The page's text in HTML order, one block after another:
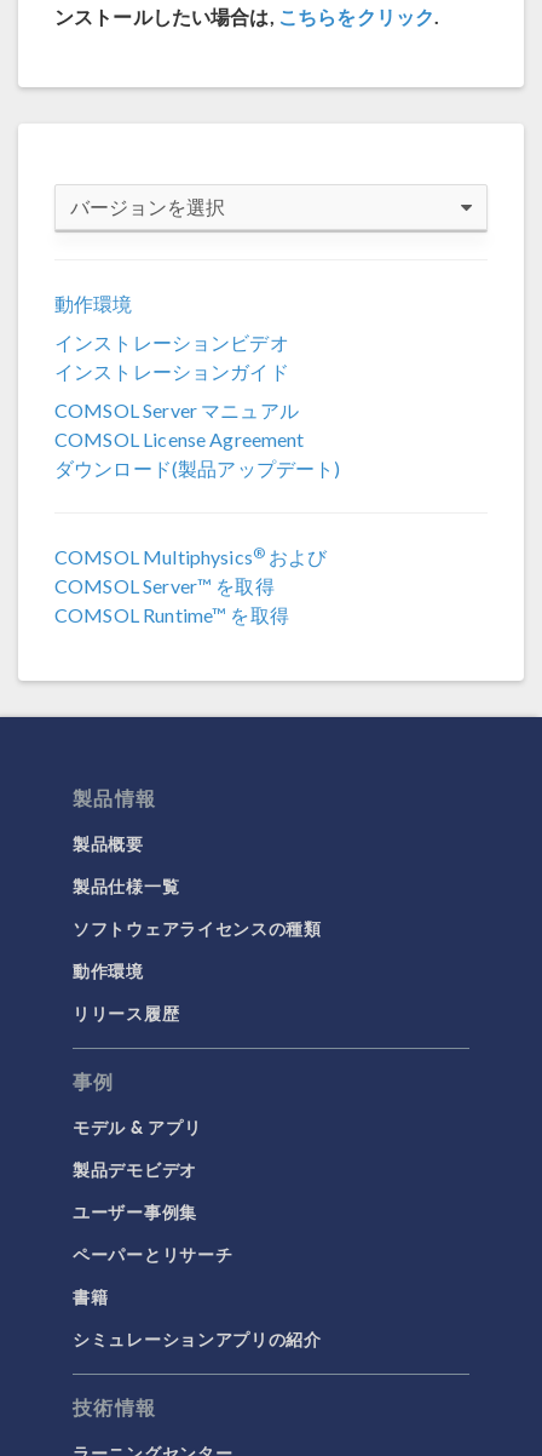
ンストールしたい場合は, こちらをクリック.
バージョンを選択
COMSOL 6.3
COMSOL 6.2 Update 4
COMSOL 6.2 Update 3
COMSOL 6.1
COMSOL 5.5
COMSOL 5.3a
動作環境
インストレーションビデオ
インストレーションガイド
COMSOL Server マニュアル
COMSOL License Agreement
ダウンロード(製品アップデート)
COMSOL Multiphysics® および
COMSOL Server™ を取得
COMSOL Runtime™ を取得
製品情報
製品概要
製品仕様一覧
ソフトウェアライセンスの種類
動作環境
リリース履歴
事例
モデル & アプリ
製品デモビデオ
ユーザー事例集
ペーパーとリサーチ
書籍
シミュレーションアプリの紹介
技術情報